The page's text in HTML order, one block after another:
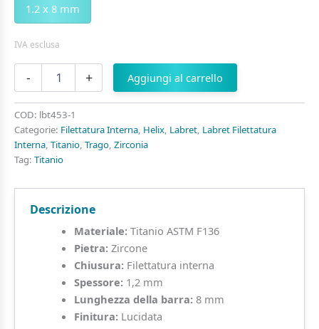
1.2 x 8 mm
IVA esclusa
-
Labret
Appeso
Punti
di
Luce
in
Titanio
quantità
+ Aggiungi al carrello
COD: lbt453-1
Categorie: Filettatura Interna, Helix, Labret, Labret Filettatura
Interna, Titanio, Trago, Zirconia
Tag: Titanio
Descrizione
Materiale:Titanio ASTM F136
Pietra:Zircone
Chiusura:Filettatura interna
Spessore:1,2 mm
Lunghezza della barra:8 mm
Finitura:Lucidata